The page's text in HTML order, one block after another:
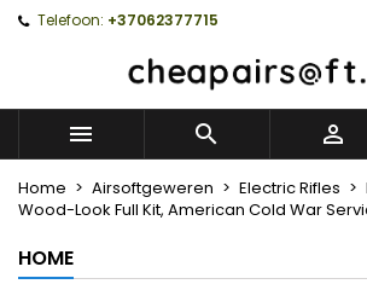
Telefoon: +37062377715
  
Home Airsoftgeweren Electric Rifles
Wood-Look Full Kit, American Cold War
HOME